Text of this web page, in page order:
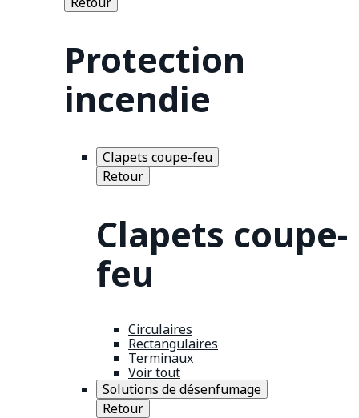
Protection
incendie
Clapets coupe-feu
Retour
Clapets coupe-
feu
Circulaires
Rectangulaires
Terminaux
Voir tout
Solutions de désenfumage
Retour